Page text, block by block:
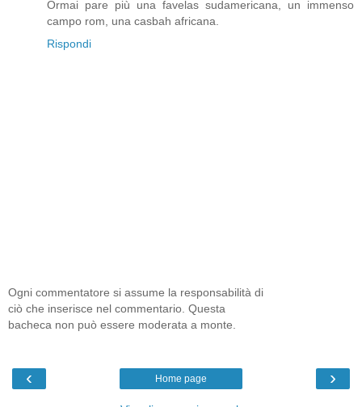
Ormai pare più una favelas sudamericana, un immenso
campo rom, una casbah africana.
Rispondi
Ogni commentatore si assume la responsabilità di
ciò che inserisce nel commentario. Questa
bacheca non può essere moderata a monte.
‹ ›
Home page